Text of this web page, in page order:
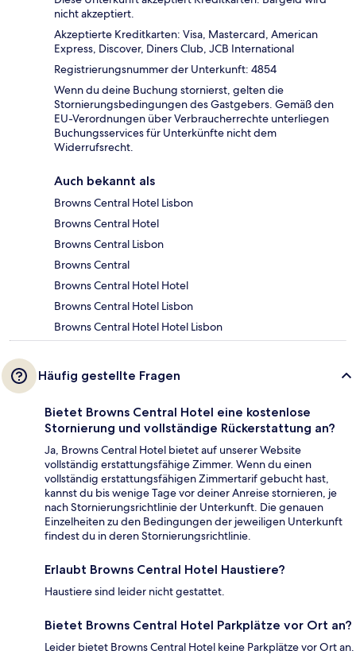
nicht akzeptiert.
Akzeptierte Kreditkarten: Visa, Mastercard, American
Express, Discover, Diners Club, JCB International
Registrierungsnummer der Unterkunft: 4854
Wenn du deine Buchung stornierst, gelten die
Stornierungsbedingungen des Gastgebers. Gemäß den
EU-Verordnungen über Verbraucherrechte unterliegen
Buchungsservices für Unterkünfte nicht dem
Widerrufsrecht.
Auch bekannt als
Browns Central Hotel Lisbon
Browns Central Hotel
Browns Central Lisbon
Browns Central
Browns Central Hotel Hotel
Browns Central Hotel Lisbon
Browns Central Hotel Hotel Lisbon
Häufig gestellte Fragen
Bietet Browns Central Hotel eine kostenlose
Stornierung und vollständige Rückerstattung an?
Ja, Browns Central Hotel bietet auf unserer Website
vollständig erstattungsfähige Zimmer. Wenn du einen
vollständig erstattungsfähigen Zimmertarif gebucht hast,
kannst du bis wenige Tage vor deiner Anreise stornieren, je
nach Stornierungsrichtlinie der Unterkunft. Die genauen
Einzelheiten zu den Bedingungen der jeweiligen Unterkunft
findest du in deren Stornierungsrichtlinie.
Erlaubt Browns Central Hotel Haustiere?
Haustiere sind leider nicht gestattet.
Bietet Browns Central Hotel Parkplätze vor Ort an?
Leider bietet Browns Central Hotel keine Parkplätze vor Ort an.